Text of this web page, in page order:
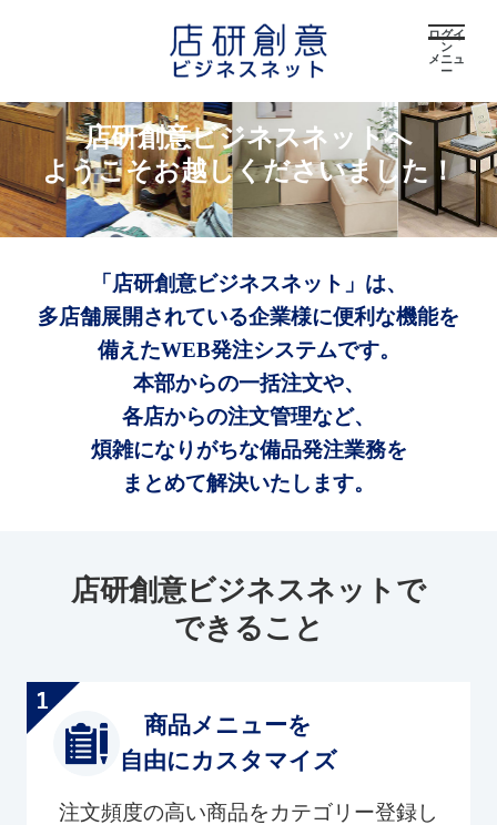
ログイ
ン
メニュ
ー
店研創意ビジネスネットへ
ようこそお越しくださいました！
「店研創意ビジネスネット」は、
多店舗展開されている企業様に便利な機能を
備えたWEB発注システムです。
本部からの一括注文や、
各店からの注文管理など、
煩雑になりがちな備品発注業務を
まとめて解決いたします。
店研創意ビジネスネットで
できること
商品メニューを
自由にカスタマイズ
注文頻度の高い商品をカテゴリー登録し